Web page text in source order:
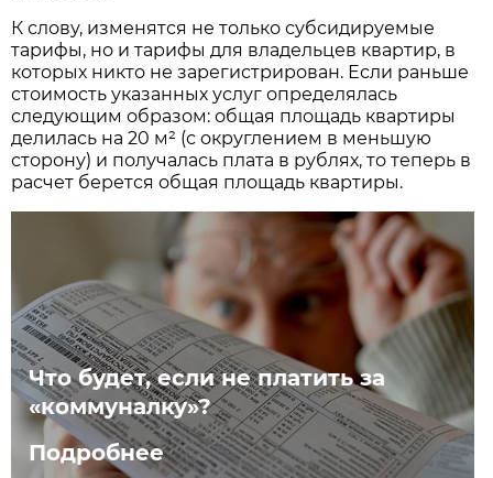
К слову, изменятся не только субсидируемые
тарифы, но и тарифы для владельцев квартир, в
которых никто не зарегистрирован. Если раньше
стоимость указанных услуг определялась
следующим образом: общая площадь квартиры
делилась на 20 м² (с округлением в меньшую
сторону) и получалась плата в рублях, то теперь в
расчет берется общая площадь квартиры.
Что будет, если не платить за
«коммуналку»?
Подробнее